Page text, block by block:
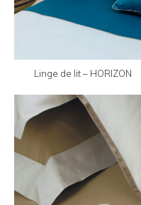
Linge de lit – HORIZON